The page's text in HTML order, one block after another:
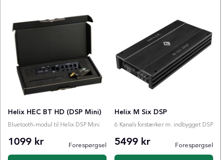
Helix HEC BT HD (DSP Mini)
Bluetooth-modul til Helix DSP Mini
1099 kr Forespørgsel
Helix M Six DSP
6 Kanals forstærker m. indbygget DSP
5499 kr Forespørgsel